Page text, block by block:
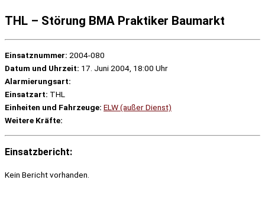
THL – Störung BMA Praktiker Baumarkt
Einsatznummer: 2004-080
Datum und Uhrzeit: 17. Juni 2004, 18:00 Uhr
Alarmierungsart:
Einsatzart: THL
Einheiten und Fahrzeuge: ELW (außer Dienst)
Weitere Kräfte:
Einsatzbericht:
Kein Bericht vorhanden.